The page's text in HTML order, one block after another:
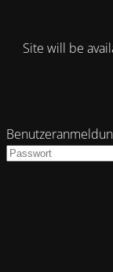
Site will be